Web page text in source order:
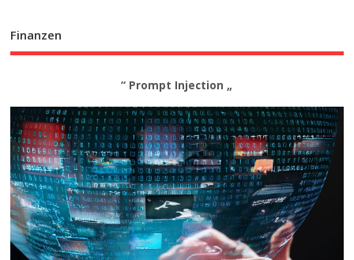
Finanzen
“ Prompt Injection „